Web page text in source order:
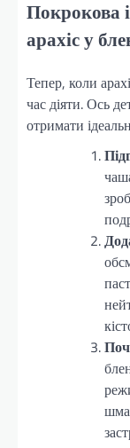
Покрокова
арахіс у
Тепер, коли
час діяти. Ось
отримати